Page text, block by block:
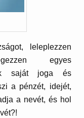
leleplezzen
egyes
saját joga és
a pénzét, idejét,
a nevét, és hol